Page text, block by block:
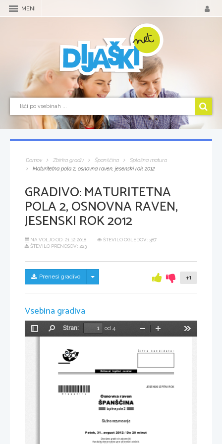
MENI
Domov Zbirka gradiv Španščina
Splošna matura
Maturitetna pola 2, osnovna raven, jesenski rok 2012
GRADIVO:MATURITETNA
POLA 2, OSNOVNA RAVEN,
JESENSKI ROK 2012
NA VOLJO OD: 21.12.2018
ŠTEVILO OGLEDOV: 387
ŠTEVILO PRENOSOV: 223
Prenesi gradivo Skrij/prikaži meni +1
Vsebina gradiva
Preklopi
Stran:
od 4
Pomanjšaj
Slušno razumevanje
Dovoljeno gradivo in pripomočki:
Kandidat prinese nalivno pero ali kemični svinčnik.
JESENSKI IZPITNI ROK
Petek, 31. avgust 2012 / Do 20 minut
Osnovna raven
Državni  izpitni  center
Šifra kandidata:
Izpitna pola 2